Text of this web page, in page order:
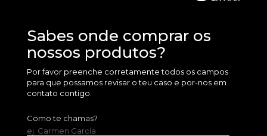
Sabes onde comprar os
nossos produtos?
Por favor preenche corretamente todos os campos
para que possamos revisar o teu caso e por-nos em
contato contigo.
Como te chamas?
ej. Carmen García